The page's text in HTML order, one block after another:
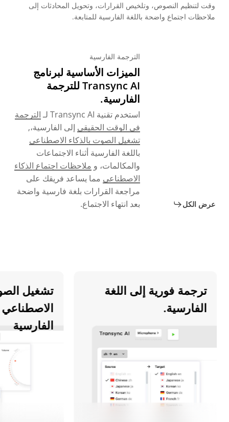
وقت لتنظيم النصوص، وتلخيص القرارات، وتحويل المحادثات إلى
ملاحظات اجتماع واضحة باللغة الفارسية للمتابعة.
الترجمة الفارسية
الميزات الأساسية لبرنامج
Transync AI للترجمة
الفارسية.
استخدم تقنية Transync AI لـ
الترجمة
في الوقت الحقيقي إلى الفارسية،,
تشغيل الصوت بالذكاء الاصطناعي
باللغة الفارسية أثناء الاجتماعات
والمكالمات، و ملاحظات اجتماع الذكاء
الاصطناعي مما يساعد فريقك على
مراجعة القرارات بلغة فارسية واضحة
بعد انتهاء الاجتماع.
عرض الكل
ترجمة فورية إلى اللغة
الفارسية.
تشغيل الصوت
الاصطناعي
الفارسية